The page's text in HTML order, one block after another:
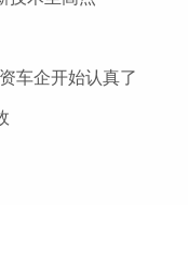
车企开始认真了